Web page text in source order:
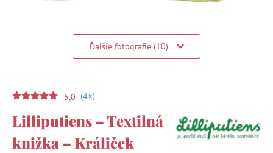
Ďalšie fotografie (10)
5,0 (4+)
Lilliputiens – Textilná
knižka – Králiček